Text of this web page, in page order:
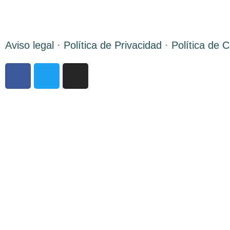
Aviso legal · Política de Privacidad · Política de